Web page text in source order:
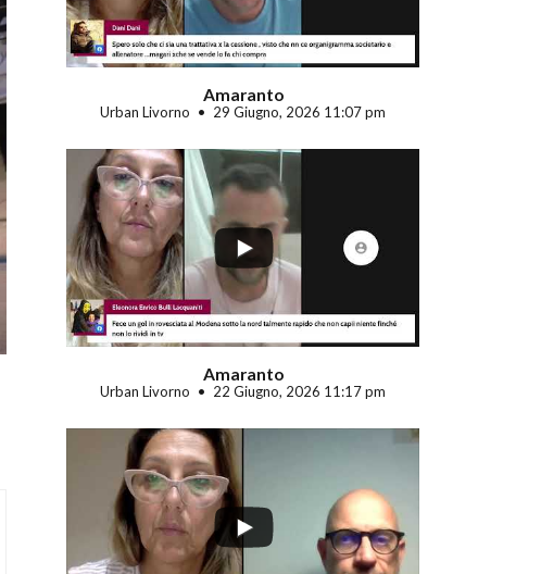
Amaranto
Urban Livorno 29 Giugno, 2026 11:07 pm
...
Amaranto
Urban Livorno 22 Giugno, 2026 11:17 pm